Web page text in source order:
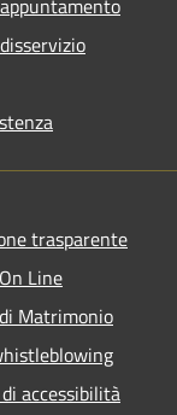
trasparente
Line
Matrimonio
accessibilità